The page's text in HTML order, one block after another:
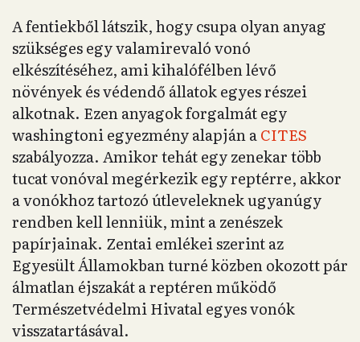
A fentiekből látszik, hogy csupa olyan anyag
szükséges egy valamirevaló vonó
elkészítéséhez, ami kihalófélben lévő
növények és védendő állatok egyes részei
alkotnak. Ezen anyagok forgalmát egy
washingtoni egyezmény alapján aCITES
szabályozza. Amikor tehát egy zenekar több
tucat vonóval megérkezik egy reptérre, akkor
a vonókhoz tartozó útleveleknek ugyanúgy
rendben kell lenniük, mint a zenészek
papírjainak. Zentai emlékei szerint az
Egyesült Államokban turné közben okozott pár
álmatlan éjszakát a reptéren működő
Természetvédelmi Hivatal egyes vonók
visszatartásával.